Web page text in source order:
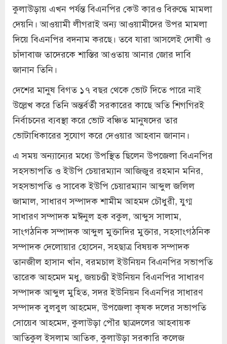
কুলাউড়ায় এখন পর্যন্ত বিএনপির কেউ কারও বিরুদ্ধে মামলা
দেয়নি। আওয়ামী লীগরাই অন্য আওয়ামীদের উপর মামলা
দিয়ে বিএনপির বদনাম করছে। তবে যারা আসলেই দোষী ও
চাঁদাবাজ তাদেরকে শাস্তির আওতায় আনার জোর দাবি
জানান তিনি।
দেশের মানুষ বিগত ১৭ বছর থেকে ভোট দিতে পারে নাই
উল্লেখ করে তিনি অন্তর্বর্তী সরকারের কাছে অতি শিগগিরই
নির্বাচনের ব্যবস্থা করে ভোট বঞ্চিত মানুষদের তার
ভোটাধিকারের সুযোগ করে দেওয়ার আহবান জানান।
এ সময় অন্যান্যের মধ্যে উপস্থিত ছিলেন উপজেলা বিএনপির
সহসভাপতি ও ইউপি চেয়ারম্যান আজিজুর রহমান মনির,
সহসভাপতি ও সাবেক ইউপি চেয়ারম্যান আব্দুল জলিল
জামাল, সাধারণ সম্পাদক শামীম আহমদ চৌধুরী, যুগ্ম
সাধারণ সম্পাদক মঈনুল হক বকুল, আব্দুস সালাম,
সাংগঠনিক সম্পাদক আব্দুল মুক্তাদির মুক্তার, সহসাংগঠনিক
সম্পাদক দেলোয়ার হোসেন, সহছাত্র বিষয়ক সম্পাদক
তানজীল হাসান খাঁন, বরমচাল ইউনিয়ন বিএনপির সভাপতি
তারেক আহমেদ মধু, জয়চণ্ডী ইউনিয়ন বিএনপির সাধারণ
সম্পাদক আব্দুল মুহিত, সদর ইউনিয়ন বিএনপির সাধারণ
সম্পাদক বুলবুল আহমেদ, উপজেলা কৃষক দলের সভাপতি
সোয়েব আহমেদ, কুলাউড়া পৌর ছাত্রদলের আহবায়ক
আতিকুল ইসলাম আতিক, কুলাউড়া সরকারি কলেজ